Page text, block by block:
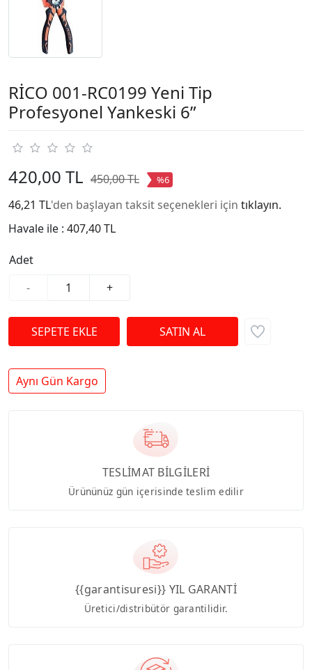
RİCO 001-RC0199 Yeni Tip
Profesyonel Yankeski 6”
420,00 TL 450,00 TL %6
46,21 TL'den başlayan taksit seçenekleri için tıklayın.
Havale ile : 407,40 TL
Adet
-
+
Aynı Gün Kargo
TESLİMAT BİLGİLERİ
Ürününüz gün içerisinde teslim edilir
{{garantisuresi}} YIL GARANTİ
Üretici/distribütör garantilidir.